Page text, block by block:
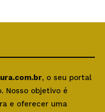
, o seu portal
Nosso objetivo é
e oferecer uma